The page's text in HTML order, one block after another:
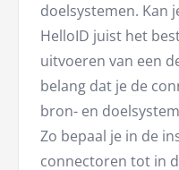
doelsystemen. Kan
HelloID juist het
uitvoeren van een
belang dat je de
bron- en
Zo bepaal je in de
connectoren tot in